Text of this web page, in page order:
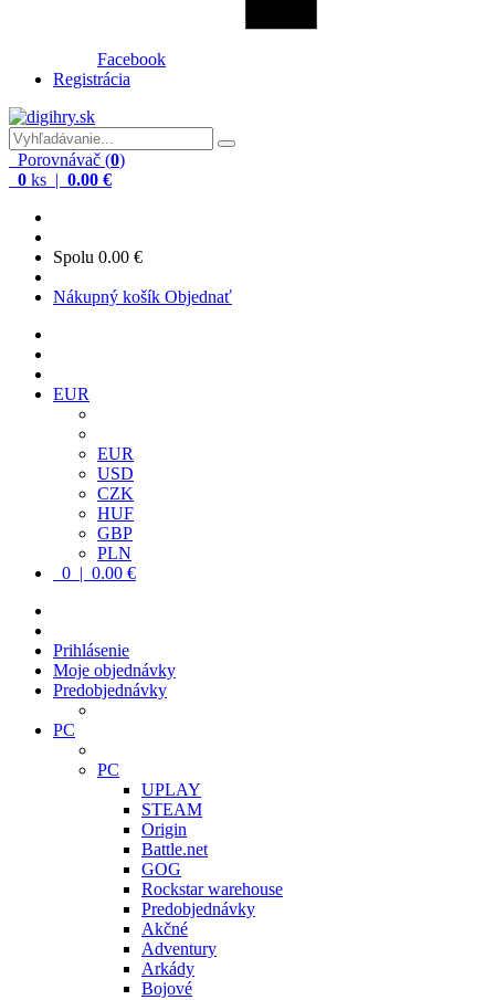
Facebook
Registrácia
Porovnávač (0)
0 ks | 0.00 €
Spolu 0.00 €
Nákupný košík Objednať
EUR
EUR
USD
CZK
HUF
GBP
PLN
0 | 0.00 €
Prihlásenie
Moje objednávky
Predobjednávky
PC
PC
UPLAY
STEAM
Origin
Battle.net
GOG
Rockstar warehouse
Predobjednávky
Akčné
Adventury
Arkády
Bojové